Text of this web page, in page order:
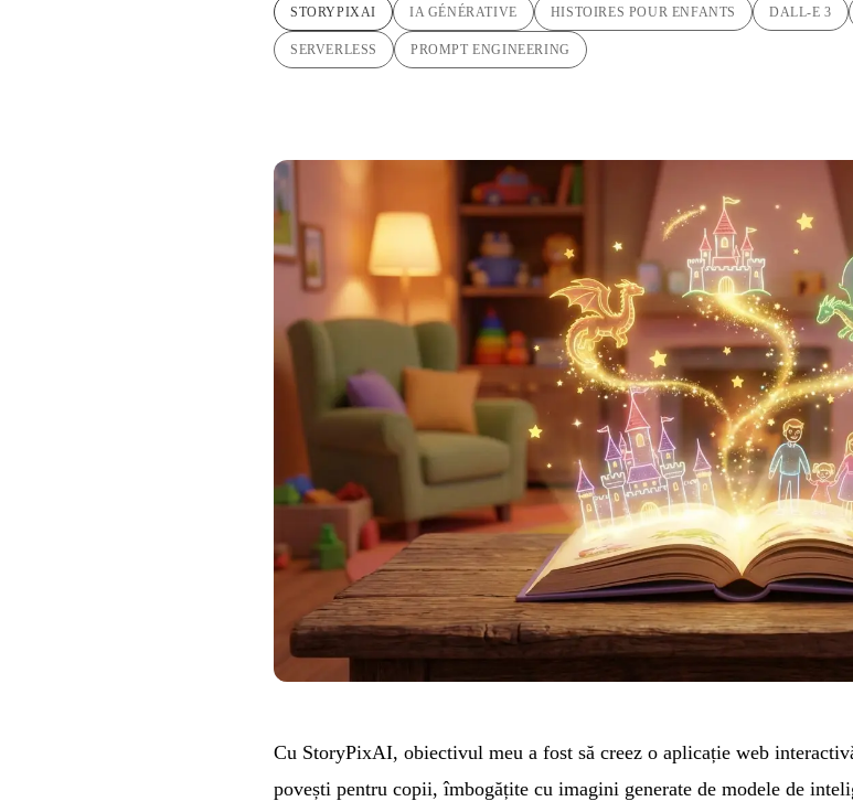
STORYPIXAI IA GÉNÉRATIVE HISTOIRES POUR ENFANTS DALL-E 3
SERVERLESS PROMPT ENGINEERING
Cu StoryPixAI, obiectivul meu a fost să creez o aplicație web
povești pentru copii, îmbogățite cu imagini generate de modele de